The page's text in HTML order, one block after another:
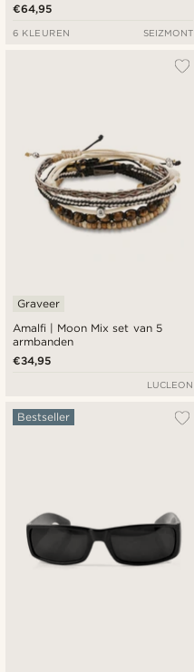
€64,95
6 KLEUREN SEIZMONT
Amalfi | Moon Mix set van 5
armbanden
Graveer
€34,95
LUCLEON
Bestseller